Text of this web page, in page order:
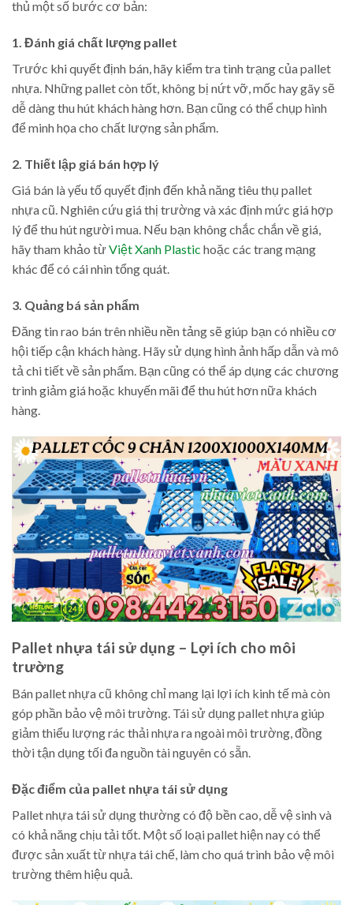
thủ một số bước cơ bản:
1. Đánh giá chất lượng pallet
Trước khi quyết định bán, hãy kiểm tra tình trạng của pallet
nhựa. Những pallet còn tốt, không bị nứt vỡ, mốc hay gãy sẽ
dễ dàng thu hút khách hàng hơn. Bạn cũng có thể chụp hình
để minh họa cho chất lượng sản phẩm.
2. Thiết lập giá bán hợp lý
Giá bán là yếu tố quyết định đến khả năng tiêu thụ pallet
nhựa cũ. Nghiên cứu giá thị trường và xác định mức giá hợp
lý để thu hút người mua. Nếu bạn không chắc chắn về giá,
hãy tham khảo từViệt Xanh Plastic hoặc các trang mạng
khác để có cái nhìn tổng quát.
3. Quảng bá sản phẩm
Đăng tin rao bán trên nhiều nền tảng sẽ giúp bạn có nhiều cơ
hội tiếp cận khách hàng. Hãy sử dụng hình ảnh hấp dẫn và mô
tả chi tiết về sản phẩm. Bạn cũng có thể áp dụng các chương
trình giảm giá hoặc khuyến mãi để thu hút hơn nữa khách
hàng.
Pallet nhựa tái sử dụng – Lợi ích cho môi
trường
Bán pallet nhựa cũ không chỉ mang lại lợi ích kinh tế mà còn
góp phần bảo vệ môi trường. Tái sử dụng pallet nhựa giúp
giảm thiểu lượng rác thải nhựa ra ngoài môi trường, đồng
thời tận dụng tối đa nguồn tài nguyên có sẵn.
Đặc điểm của pallet nhựa tái sử dụng
Pallet nhựa tái sử dụng thường có độ bền cao, dễ vệ sinh và
có khả năng chịu tải tốt. Một số loại pallet hiện nay có thể
được sản xuất từ nhựa tái chế, làm cho quá trình bảo vệ môi
trường thêm hiệu quả.